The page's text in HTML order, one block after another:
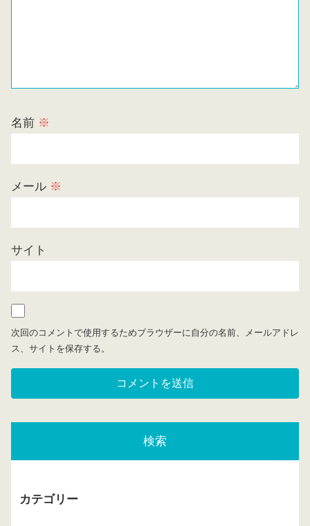
名前 ※
メール ※
サイト
次回のコメントで使用するためブラウザーに自分の名前、メールアドレ
ス、サイトを保存する。
検索
カテゴリー